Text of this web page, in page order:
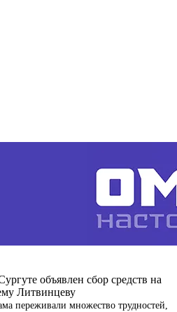
объявлен сбор средств на
Литвинцеву
переживали множество трудностей,